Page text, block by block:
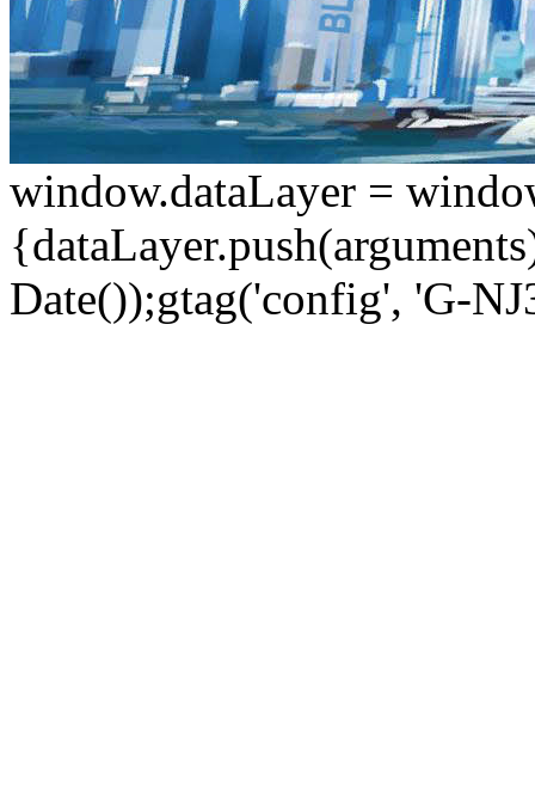
window.dataLayer =
Date());gtag('config', 'G-